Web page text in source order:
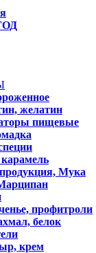
желатин
пищевые
Мука
профитроли
белок
крем